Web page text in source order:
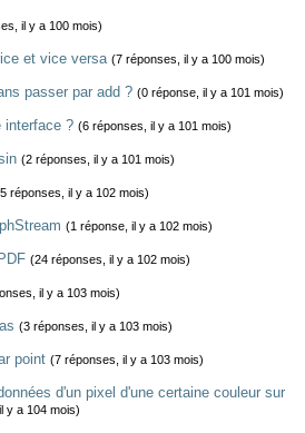
il y a 100 mois)
et vice versa (7 réponses, il y a 100 mois)
passer par add ? (0 réponse, il y a 101 mois)
interface ? (6 réponses, il y a 101 mois)
(2 réponses, il y a 101 mois)
réponses, il y a 102 mois)
(1 réponse, il y a 102 mois)
(24 réponses, il y a 102 mois)
il y a 103 mois)
(3 réponses, il y a 103 mois)
point (7 réponses, il y a 103 mois)
d'un pixel d'une certaine couleur sur
y a 104 mois)